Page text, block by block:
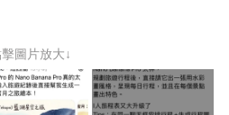
擊圖片放大↓